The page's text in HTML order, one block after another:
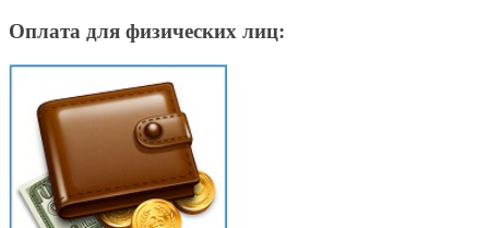
Оплата для физических лиц: